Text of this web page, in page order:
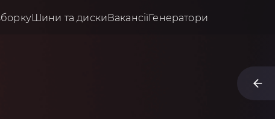
Шини та дискиВакансіїГенератори